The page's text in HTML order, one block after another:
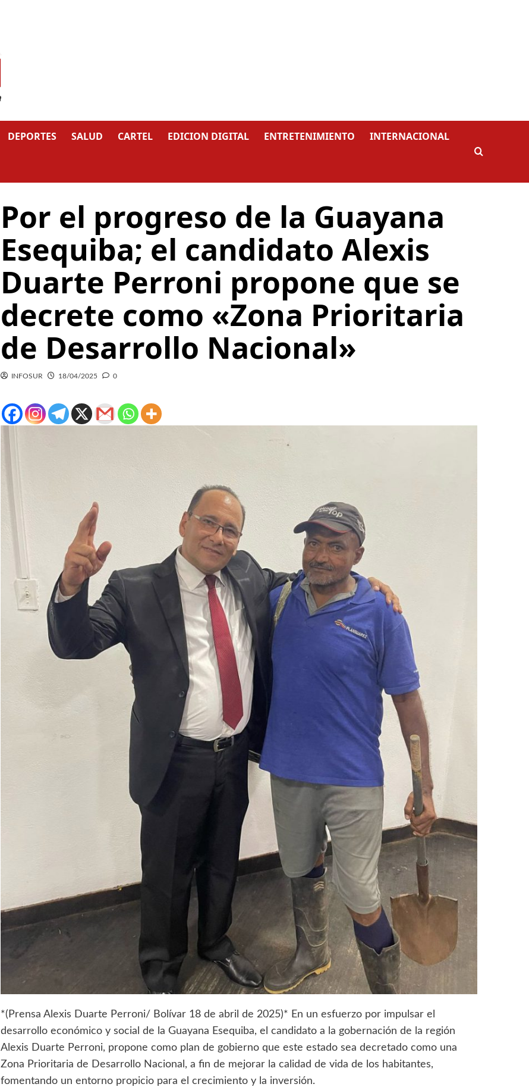
DEPORTES SALUD CARTEL EDICION DIGITAL ENTRETENIMIENTO INTERNACIONAL
Por el progreso de la Guayana
Esequiba; el candidato Alexis
Duarte Perroni propone que se
decrete como «Zona Prioritaria
de Desarrollo Nacional»
INFOSUR 18/04/2025 0
*(Prensa Alexis Duarte Perroni/ Bolívar 18 de abril de 2025)* En un esfuerzo por impulsar el
desarrollo económico y social de la Guayana Esequiba, el candidato a la gobernación de la región
Alexis Duarte Perroni, propone como plan de gobierno que este estado sea decretado como una
Zona Prioritaria de Desarrollo Nacional, a fin de mejorar la calidad de vida de los habitantes,
fomentando un entorno propicio para el crecimiento y la inversión.